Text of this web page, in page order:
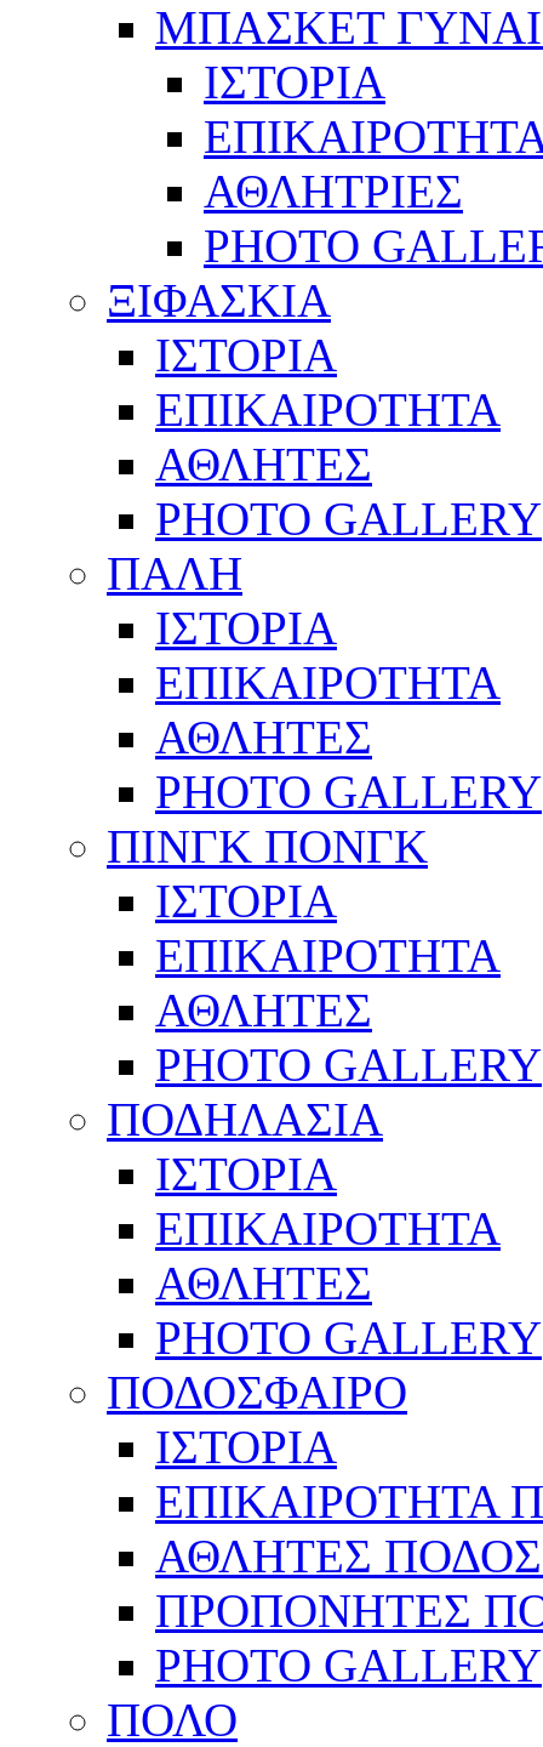
ΜΠΑΣΚΕΤ
ΙΣΤΟΡΙΑ
ΑΘΛΗΤΡΙΕΣ
PHOTO
ΞΙΦΑΣΚΙΑ
ΙΣΤΟΡΙΑ
ΕΠΙΚΑΙΡΟΤΗΤΑ
ΑΘΛΗΤΕΣ
PHOTO GALLERY
ΠΑΛΗ
ΙΣΤΟΡΙΑ
ΕΠΙΚΑΙΡΟΤΗΤΑ
ΑΘΛΗΤΕΣ
PHOTO GALLERY
ΠΙΝΓΚ ΠΟΝΓΚ
ΙΣΤΟΡΙΑ
ΕΠΙΚΑΙΡΟΤΗΤΑ
ΑΘΛΗΤΕΣ
PHOTO GALLERY
ΠΟΔΗΛΑΣΙΑ
ΙΣΤΟΡΙΑ
ΕΠΙΚΑΙΡΟΤΗΤΑ
ΑΘΛΗΤΕΣ
PHOTO GALLERY
ΠΟΔΟΣΦΑΙΡΟ
ΙΣΤΟΡΙΑ
ΕΠΙΚΑΙΡΟΤΗΤΑ
ΑΘΛΗΤΕΣ
ΠΡΟΠΟΝΗΤΕΣ
PHOTO GALLERY
ΠΟΛΟ